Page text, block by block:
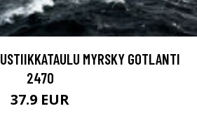
MYRSKY GOTLANTI
2470
37.9 EUR